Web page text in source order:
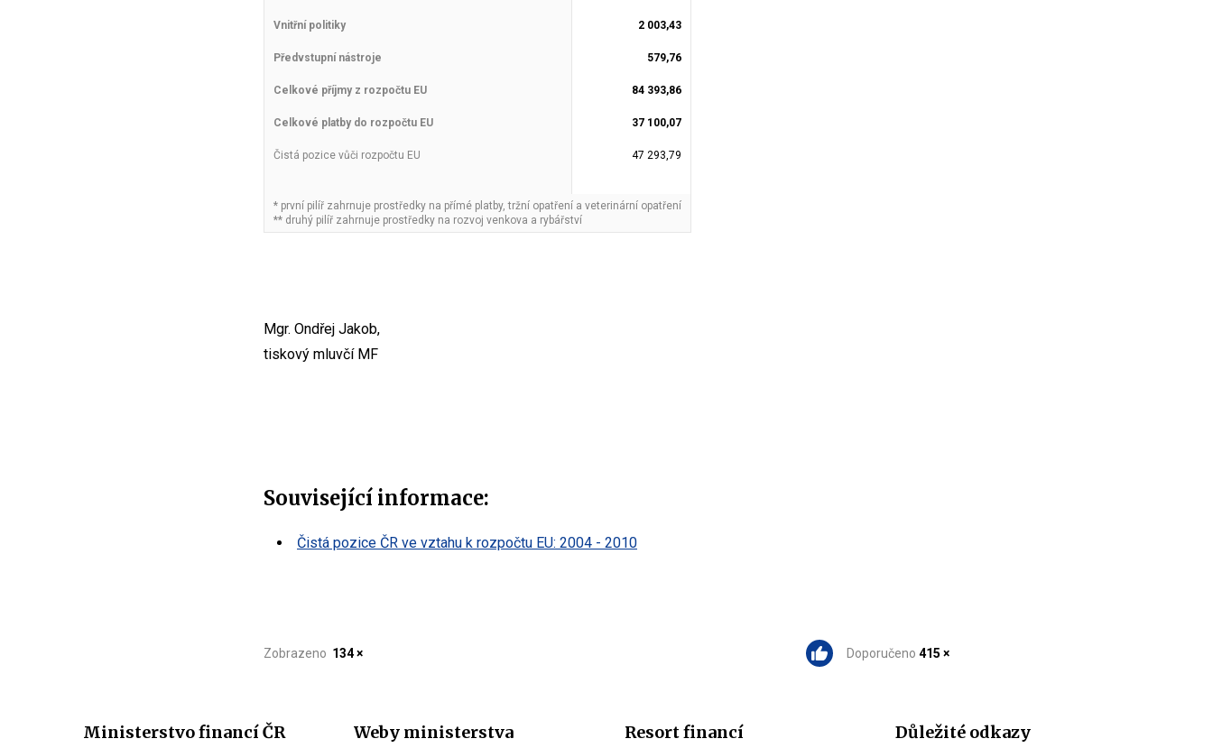
Vnitřní politiky 2 003,43
Předvstupní nástroje 579,76
Celkové příjmy z rozpočtu EU 84 393,86
Celkové platby do rozpočtu EU 37 100,07
Čistá pozice vůči rozpočtu EU 47 293,79
* první pilíř zahrnuje prostředky na přímé platby, tržní opatření a veterinární opatření
** druhý pilíř zahrnuje prostředky na rozvoj venkova a rybářství
Mgr. Ondřej Jakob,
tiskový mluvčí MF
Související informace:
Čistá pozice ČR ve vztahu k rozpočtu EU: 2004 - 2010
Zobrazeno 134 × Doporučeno 415 ×
Ministerstvo financí ČR Weby ministerstva Resort financí Důležité odkazy